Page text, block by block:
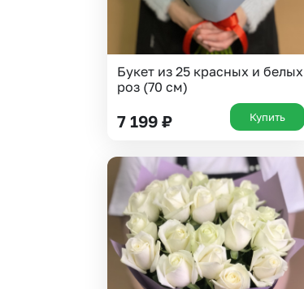
Букет из 25 красных и белых
роз (70 см)
7 199 ₽ Купить